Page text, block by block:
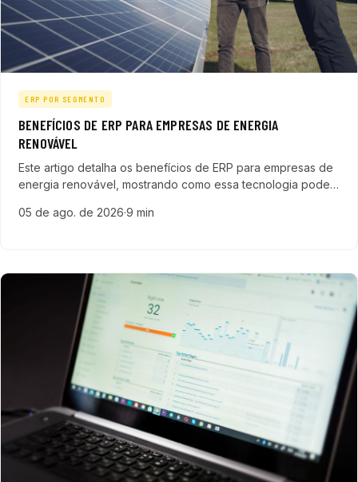
ERP POR SEGMENTO
BENEFÍCIOS DE ERP PARA EMPRESAS DE ENERGIA
RENOVÁVEL
Este artigo detalha os benefícios de ERP para empresas de
energia renovável, mostrando como essa tecnologia pode
potencializar o crescimento sustentável do setor.
05 de ago. de 2026·9 min